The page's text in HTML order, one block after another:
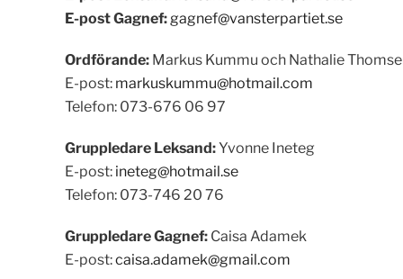
E-post Gagnef:gagnef@vansterpartiet.se
Ordförande: Markus Kummu och Nathalie
E-post: markuskummu@hotmail.com
Telefon: 073-676 06 97
Gruppledare Leksand:Yvonne Ineteg
E-post: ineteg@hotmail.se
Telefon: 073-746 20 76
Gruppledare Gagnef: Caisa Adamek
E-post:caisa.adamek@gmail.com